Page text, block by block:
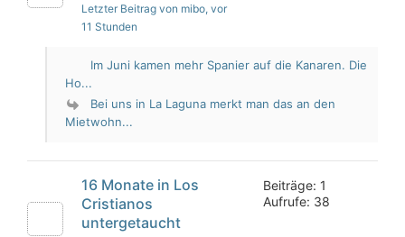
Letzter Beitrag von mibo, vor
11 Stunden
Im Juni kamen mehr Spanier auf die Kanaren. Die
Ho...
Bei uns in La Laguna merkt man das an den
Mietwohn...
16 Monate in Los
Cristianos
untergetaucht
Beiträge: 1
Aufrufe: 38